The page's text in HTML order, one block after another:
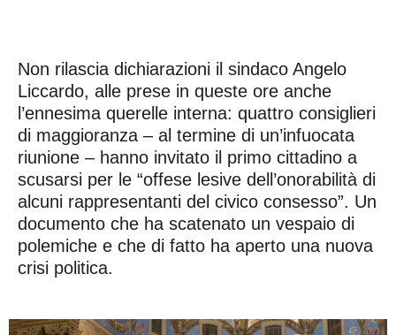
Non rilascia dichiarazioni il sindaco Angelo
Liccardo, alle prese in queste ore anche
l’ennesima querelle interna: quattro consiglieri
di maggioranza – al termine di un’infuocata
riunione – hanno invitato il primo cittadino a
scusarsi per le “offese lesive dell’onorabilità di
alcuni rappresentanti del civico consesso”. Un
documento che ha scatenato un vespaio di
polemiche e che di fatto ha aperto una nuova
crisi politica.